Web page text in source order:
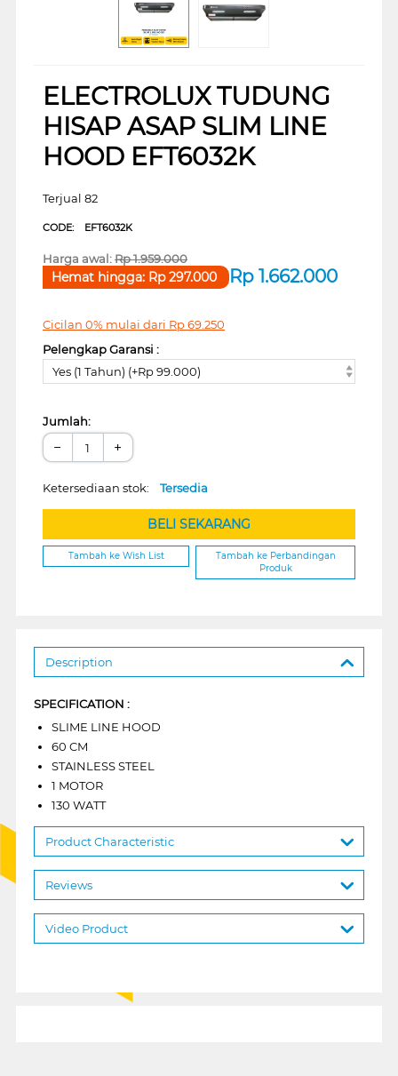
ELECTROLUX TUDUNG
HISAP ASAP SLIM LINE
HOOD EFT6032K
Terjual 82
CODE: EFT6032K
Harga awal:Rp1.959.000
Rp 1.662.000
Hemat hingga: Rp297.000
Cicilan 0% mulai dari Rp69.250
Pelengkap Garansi :
Yes (1 Tahun) (+Rp 99.000)
Jumlah:
− +
Ketersediaan stok: Tersedia
BELI SEKARANG
Tambah ke Wish List
Tambah ke Perbandingan
Produk
Description
SPECIFICATION :
SLIME LINE HOOD
60 CM
STAINLESS STEEL
1 MOTOR
130 WATT
Product Characteristic
Reviews
Video Product